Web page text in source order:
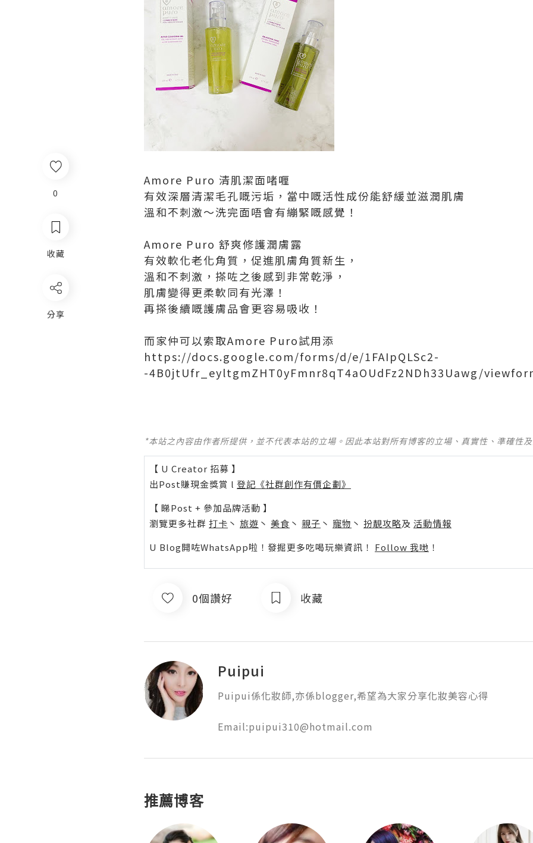
0
收藏
分享
Amore Puro 清肌潔面啫喱
有效深層清潔毛孔嘅污垢，當中嘅活性成份能舒緩並滋潤肌膚
溫和不刺激～洗完面唔會有繃緊嘅感覺！
Amore Puro 舒爽修護潤膚露
有效軟化老化角質，促進肌膚角質新生，
溫和不刺激，搽咗之後感到非常乾淨，
肌膚變得更柔軟同有光澤！
再搽後續嘅護膚品會更容易吸收！
而家仲可以索取Amore Puro試用添
https://docs.google.com/forms/d/e/1FAIpQLSc2-
-4B0jtUfr_eyltgmZHT0yFmnr8qT4aOUdFz2NDh33Uawg/
*本站之內容由作者所提供，並不代表本站的立場。因此本站對所有博客的立場、真實性、準確性
【 U Creator 招募 】
出Post賺現金獎賞 l 登記《社群創作有價企劃》
【 睇Post + 參加品牌活動 】
瀏覽更多社群 打卡 丶 旅遊 丶 美食 丶 親子 丶 寵物 丶 扮靚攻略及 活動情報
U Blog開咗WhatsApp啦！發掘更多吃喝玩樂資訊！ Follow 我哋 ！
0個讚好 收藏
Puipui
Puipui係化妝師,亦係blogger,希望為大家分享化妝美容心得
Email:puipui310@hotmail.com
推薦博客